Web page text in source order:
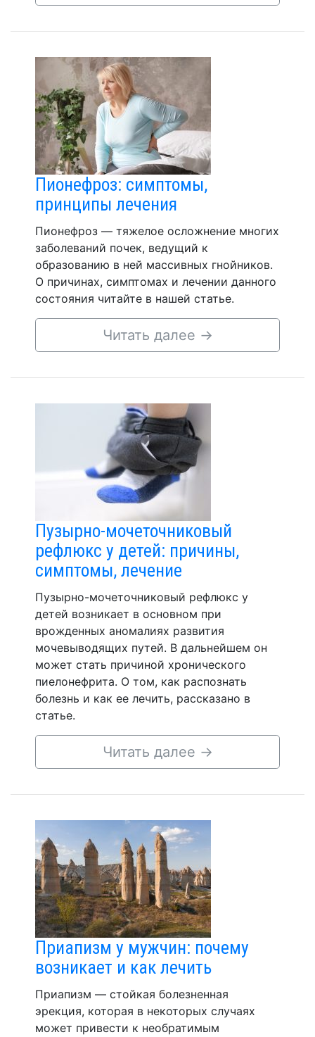
Пионефроз: симптомы,
принципы лечения
Пионефроз — тяжелое осложнение многих
заболеваний почек, ведущий к
образованию в ней массивных гнойников.
О причинах, симптомах и лечении данного
состояния читайте в нашей статье.
Читать далее →
Пузырно-мочеточниковый
рефлюкс у детей: причины,
симптомы, лечение
Пузырно-мочеточниковый рефлюкс у
детей возникает в основном при
врожденных аномалиях развития
мочевыводящих путей. В дальнейшем он
может стать причиной хронического
пиелонефрита. О том, как распознать
болезнь и как ее лечить, рассказано в
статье.
Читать далее →
Приапизм у мужчин: почему
возникает и как лечить
Приапизм — стойкая болезненная
эрекция, которая в некоторых случаях
может привести к необратимым